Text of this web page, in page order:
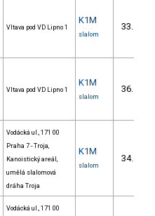
Vltava pod VD Lipno 1
K1M
slalom
33.
Vltava pod VD Lipno 1
K1M
slalom
36.
Vodácká ul., 171 00
Praha 7 - Troja,
Kanoistický areál,
umělá slalomová
dráha Troja
K1M
slalom
34.
Vodácká ul., 171 00